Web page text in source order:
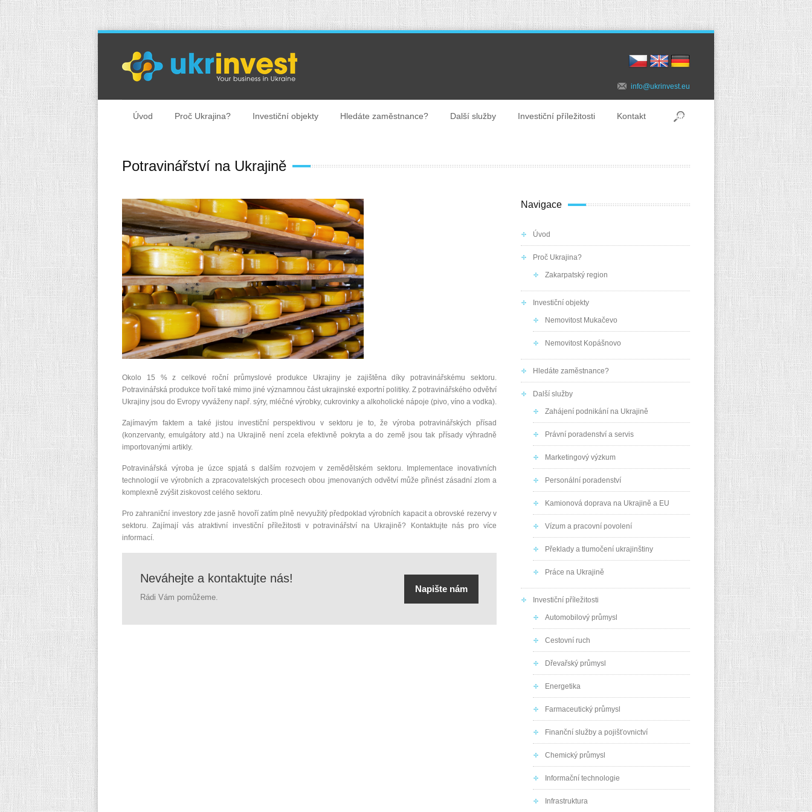
info@ukrinvest.eu
Úvod Proč Ukrajina? Investiční objekty Hledáte zaměstnance? Další služby Investiční příležitosti Kontakt
Potravinářství na Ukrajině
Okolo 15 % z celkové roční průmyslové produkce Ukrajiny je zajištěna díky potravinářskému sektoru.
Potravinářská produkce tvoří také mimo jiné významnou část ukrajinské exportní politiky. Z potravinářského odvětví
Ukrajiny jsou do Evropy vyváženy např. sýry, mléčné výrobky, cukrovinky a alkoholické nápoje (pivo, víno a vodka).
Zajímavým faktem a také jistou investiční perspektivou v sektoru je to, že výroba potravinářských přísad
(konzervanty, emulgátory atd.) na Ukrajině není zcela efektivně pokryta a do země jsou tak přísady výhradně
importovanými artikly.
Potravinářská výroba je úzce spjatá s dalším rozvojem v zemědělském sektoru. Implementace inovativních
technologií ve výrobních a zpracovatelských procesech obou jmenovaných odvětví může přinést zásadní zlom a
komplexně zvýšit ziskovost celého sektoru.
Pro zahraniční investory zde jasně hovoří zatím plně nevyužitý předpoklad výrobních kapacit a obrovské rezervy v
sektoru. Zajímají vás atraktivní investiční příležitosti v potravinářství na Ukrajině? Kontaktujte nás pro více
informací.
Neváhejte a kontaktujte nás!
Rádi Vám pomůžeme.
Napište nám
Navigace
Úvod
Proč Ukrajina?
Zakarpatský region
Investiční objekty
Nemovitost Mukačevo
Nemovitost Kopášnovo
Hledáte zaměstnance?
Další služby
Zahájení podnikání na Ukrajině
Právní poradenství a servis
Marketingový výzkum
Personální poradenství
Kamionová doprava na Ukrajině a EU
Vízum a pracovní povolení
Překlady a tlumočení ukrajinštiny
Práce na Ukrajině
Investiční příležitosti
Automobilový průmysl
Cestovní ruch
Dřevařský průmysl
Energetika
Farmaceutický průmysl
Finanční služby a pojišťovnictví
Chemický průmysl
Informační technologie
Infrastruktura